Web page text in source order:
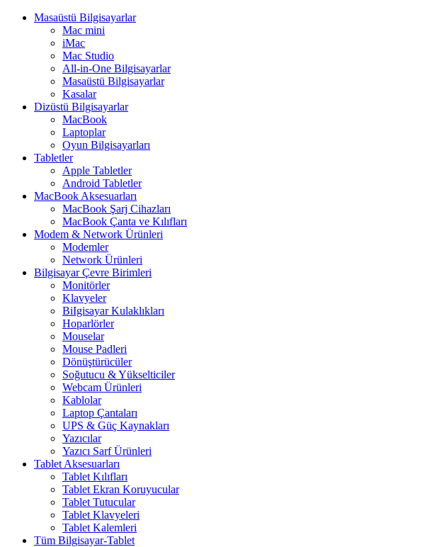
Masaüstü Bilgisayarlar
Mac mini
iMac
Mac Studio
All-in-One Bilgisayarlar
Masaüstü Bilgisayarlar
Kasalar
Dizüstü Bilgisayarlar
MacBook
Laptoplar
Oyun Bilgisayarları
Tabletler
Apple Tabletler
Android Tabletler
MacBook Aksesuarları
MacBook Şarj Cihazları
MacBook Çanta ve Kılıfları
Modem & Network Ürünleri
Modemler
Network Ürünleri
Bilgisayar Çevre Birimleri
Monitörler
Klavyeler
BiIgisayar Kulaklıkları
Hoparlörler
Mouselar
Mouse Padleri
Dönüştürücüler
Soğutucu & Yükselticiler
Webcam Ürünleri
Kablolar
Laptop Çantaları
UPS & Güç Kaynakları
Yazıcılar
Yazıcı Sarf Ürünleri
Tablet Aksesuarları
Tablet Kılıfları
Tablet Ekran Koruyucular
Tablet Tutucular
Tablet Klavyeleri
Tablet Kalemleri
Tüm Bilgisayar-Tablet